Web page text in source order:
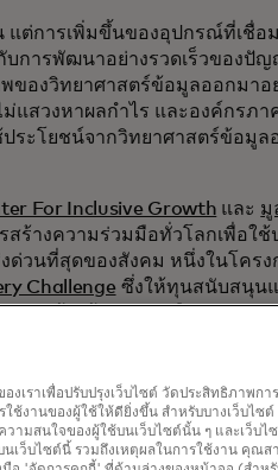
แต่การเพิ่มขึ้นของอุปกรณ์ที่เชื่อ
บการพัฒนาอย่างรวดเร็วของปั
ของวิทยาศาสตร์ข้อมูลออกมาอ
แสวงหาผลกำไร และองค์กรภ
ะโยชน์จากวิทยาศาสตร์ข้อมูล
For Inclusive Growth และ มู
ร้างความร่วมมือทั่วโลกเพื่อใช้
วนที่สุดของสังคม หนึ่งในโครง
Challengeซึ่งให้ทุนสนับสนุน
เครือข่าย
ขึ้นเรื่อยๆ Mastercard ยังคงใ
ทยาศาสตร์ข้อมูลในวงกว้าง
ผู้มีและผู้ไม่มี” ชามินา ซิงห์ ผู้ก่
เป็นต้องทำงานที่จำเป็นต่อไปเพื่
เราเพื่อปรับปรุงเว็บไซต์ วัดประสิทธิภาพกา
งานของผู้ใช้ให้ดียิ่งขึ้น สำหรับบางเว็บไซต์
ามสนใจของผู้ใช้บนเว็บไซต์นั้น ๆ และเว็บไ
นเว็บไซต์นี้ รวมถึงเหตุผลในการใช้งาน คุณส